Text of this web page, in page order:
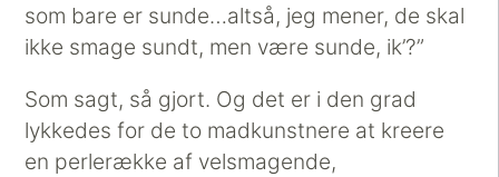
som bare er sunde…altså, jeg mener, de skal
ikke smage sundt, men være sunde, ik’?”
Som sagt, så gjort. Og det er i den grad
lykkedes for de to madkunstnere at kreere
en perlerække af velsmagende,